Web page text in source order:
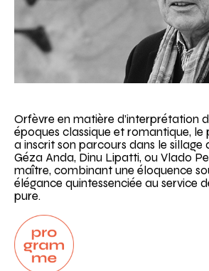
Orfèvre en matière d’interprétation
époques classique et romantique, le
a inscrit son parcours dans le sillage
Géza Anda, Dinu Lipatti, ou Vlado
maître, combinant une éloquence
élégance quintessenciée au service
pure.